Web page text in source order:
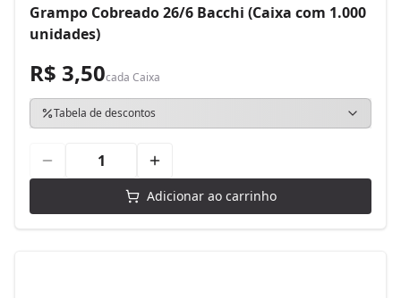
Grampo Cobreado 26/6 Bacchi (Caixa com 1.000
unidades)
R$ 3,50cada Caixa
Tabela de descontos
Adicionar ao carrinho